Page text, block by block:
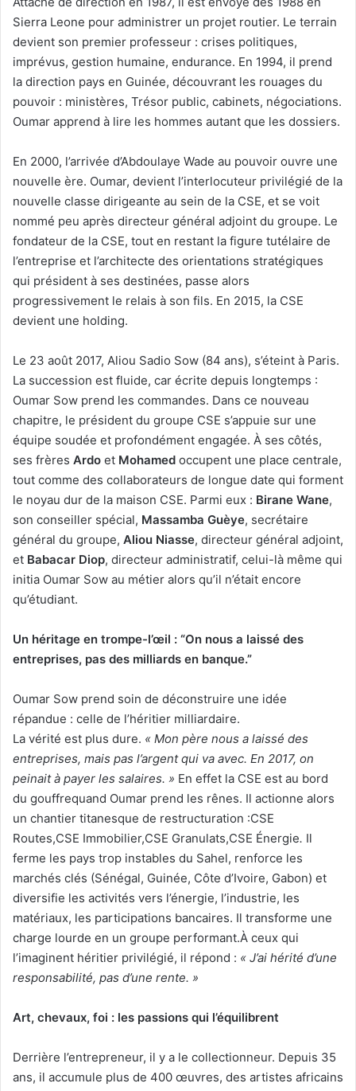
Sierra Leone pour administrer un projet routier. Le terrain
devient son premier professeur : crises politiques,
imprévus, gestion humaine, endurance. En 1994, il prend
la direction pays en Guinée, découvrant les rouages du
pouvoir : ministères, Trésor public, cabinets, négociations.
Oumar apprend à lire les hommes autant que les dossiers.
En 2000, l’arrivée d’Abdoulaye Wade au pouvoir ouvre une
nouvelle ère. Oumar, devient l’interlocuteur privilégié de la
nouvelle classe dirigeante au sein de la CSE, et se voit
nommé peu après directeur général adjoint du groupe. Le
fondateur de la CSE, tout en restant la figure tutélaire de
l’entreprise et l’architecte des orientations stratégiques
qui président à ses destinées, passe alors
progressivement le relais à son fils. En 2015, la CSE
devient une holding.
Le 23 août 2017, Aliou Sadio Sow (84 ans), s’éteint à Paris.
La succession est fluide, car écrite depuis longtemps :
Oumar Sow prend les commandes. Dans ce nouveau
chapitre, le président du groupe CSE s’appuie sur une
équipe soudée et profondément engagée. À ses côtés,
ses frères Ardo et Mohamed occupent une place centrale,
tout comme des collaborateurs de longue date qui forment
le noyau dur de la maison CSE. Parmi eux : Birane Wane,
son conseiller spécial, Massamba Guèye, secrétaire
général du groupe, Aliou Niasse, directeur général adjoint,
et Babacar Diop, directeur administratif, celui-là même qui
initia Oumar Sow au métier alors qu’il n’était encore
qu’étudiant.
Un héritage en trompe-l’œil : “On nous a laissé des
entreprises, pas des milliards en banque.”
Oumar Sow prend soin de déconstruire une idée
répandue : celle de l’héritier milliardaire.
La vérité est plus dure. « Mon père nous a laissé des
entreprises, mais pas l’argent qui va avec. En 2017, on
peinait à payer les salaires. » En effet la CSE est au bord
du gouffrequand Oumar prend les rênes. Il actionne alors
un chantier titanesque de restructuration :CSE
Routes,CSE Immobilier,CSE Granulats,CSE Énergie. Il
ferme les pays trop instables du Sahel, renforce les
marchés clés (Sénégal, Guinée, Côte d’Ivoire, Gabon) et
diversifie les activités vers l’énergie, l’industrie, les
matériaux, les participations bancaires. Il transforme une
charge lourde en un groupe performant.À ceux qui
l’imaginent héritier privilégié, il répond : « J’ai hérité d’une
responsabilité, pas d’une rente. »
Art, chevaux, foi : les passions qui l’équilibrent
Derrière l’entrepreneur, il y a le collectionneur. Depuis 35
ans, il accumule plus de 400 œuvres, des artistes africains